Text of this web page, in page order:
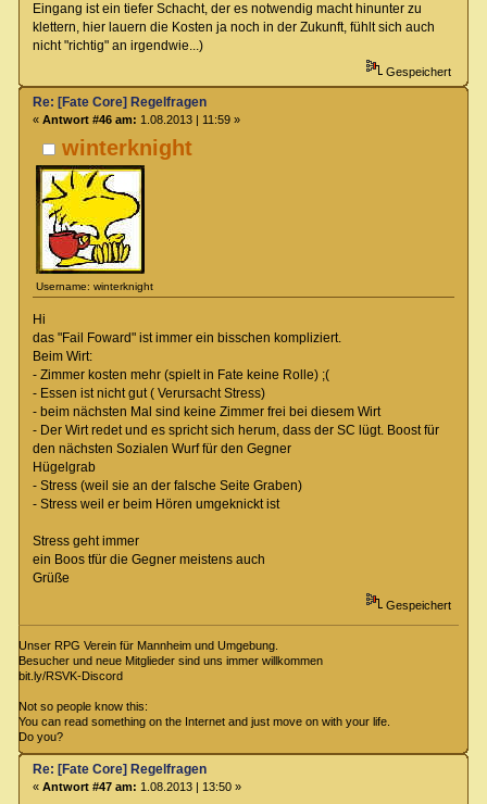
Eingang ist ein tiefer Schacht, der es notwendig macht hinunter zu
klettern, hier lauern die Kosten ja noch in der Zukunft, fühlt sich auch
nicht "richtig" an irgendwie...)
Gespeichert
winterknight
Username: winterknight
Re: [Fate Core] Regelfragen
« Antwort #46 am: 1.08.2013 | 11:59 »
Hi
das "Fail Foward" ist immer ein bisschen kompliziert.
Beim Wirt:
- Zimmer kosten mehr (spielt in Fate keine Rolle) ;(
- Essen ist nicht gut ( Verursacht Stress)
- beim nächsten Mal sind keine Zimmer frei bei diesem Wirt
- Der Wirt redet und es spricht sich herum, dass der SC lügt. Boost für
den nächsten Sozialen Wurf für den Gegner
Hügelgrab
- Stress (weil sie an der falsche Seite Graben)
- Stress weil er beim Hören umgeknickt ist
Stress geht immer
ein Boos tfür die Gegner meistens auch
Grüße
Gespeichert
Unser RPG Verein für Mannheim und Umgebung.
Besucher und neue Mitglieder sind uns immer willkommen
bit.ly/RSVK-Discord
Not so people know this:
You can read something on the Internet and just move on with your life.
Do you?
Re: [Fate Core] Regelfragen
« Antwort #47 am: 1.08.2013 | 13:50 »